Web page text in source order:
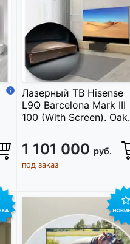
Лазерный ТВ Hisense
L9Q Barcelona Mark III
100 (With Screen). Oak.
1 101 000 руб.
под заказ